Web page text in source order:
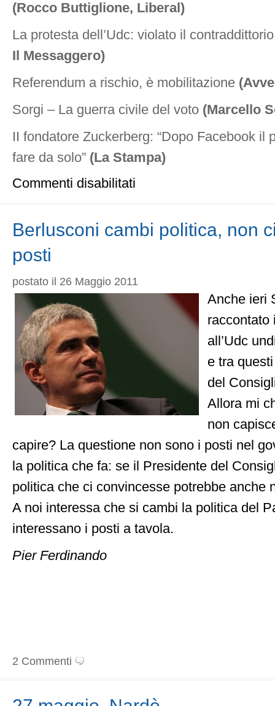
(Rocco Buttiglione, Liberal)
La protesta dell’Udc: violato il
Il Messaggero)
Referendum a rischio, è mobilitazione
Sorgi – La guerra civile del voto (Marcello
II fondatore Zuckerberg: “Dopo Facebook il
fare da solo” (La Stampa)
Commenti disabilitati
maggio
2011
Berlusconi cambi politica, non
posti
postato il 26 Maggio 2011
Anche ieri
raccontato
all’Udc
e tra
del
Allora mi
non
capire? La questione non sono i posti nel
la politica che fa: se il Presidente del
politica che ci convincesse potrebbe anche
A noi interessa che si cambi la politica del
interessano i posti a tavola.
Pier Ferdinando
2 Commenti